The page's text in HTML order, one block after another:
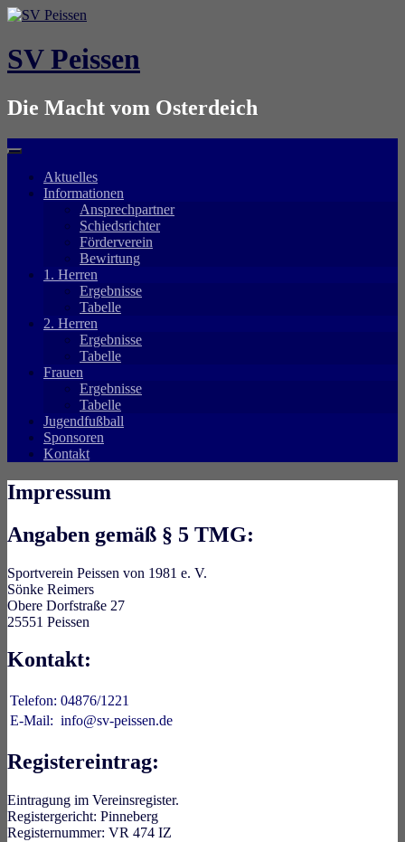
Springe
Inhalt
SV Peissen
Die Macht vom Osterdeich
Aktuelles
Informationen
Ansprechpartner
Schiedsrichter
Förderverein
Bewirtung
1. Herren
Ergebnisse
Tabelle
2. Herren
Ergebnisse
Tabelle
Frauen
Ergebnisse
Tabelle
Jugendfußball
Sponsoren
Kontakt
Impressum
Angaben gemäß § 5 TMG:
Sportverein Peissen von 1981 e. V.
Sönke Reimers
Obere Dorfstraße 27
25551 Peissen
Kontakt:
Telefon: 04876/1221
E-Mail: info@sv-peissen.de
Registereintrag:
Eintragung im Vereinsregister.
Registergericht: Pinneberg
Registernummer: VR 474 IZ